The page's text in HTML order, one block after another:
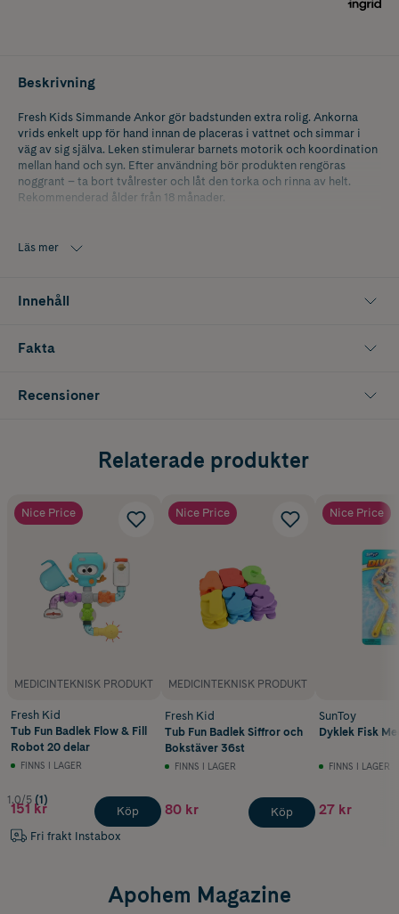
Beskrivning
Fresh Kids Simmande Ankor gör badstunden extra rolig. Ankorna
vrids enkelt upp för hand innan de placeras i vattnet och simmar i
väg av sig själva. Leken stimulerar barnets motorik och koordination
mellan hand och syn. Efter användning bör produkten rengöras
noggrant – ta bort tvålrester och låt den torka och rinna av helt.
Rekommenderad ålder från 18 månader.
Läs mer
Innehåll
Fakta
Recensioner
Relaterade produkter
Nice Price
MEDICINTEKNISK PRODUKT
Fresh Kid
Tub Fun Badlek Flow & Fill
Robot 20 delar
FINNS I LAGER
1.0/5 (1)
151 kr
Fri frakt Instabox
Köp
Nice Price
MEDICINTEKNISK PRODUKT
Fresh Kid
Tub Fun Badlek Siffror och
Bokstäver 36st
FINNS I LAGER
80 kr Köp
Nice Price
SunToy
Dyklek Fisk
FINNS I LAGER
27 kr
Apohem Magazine